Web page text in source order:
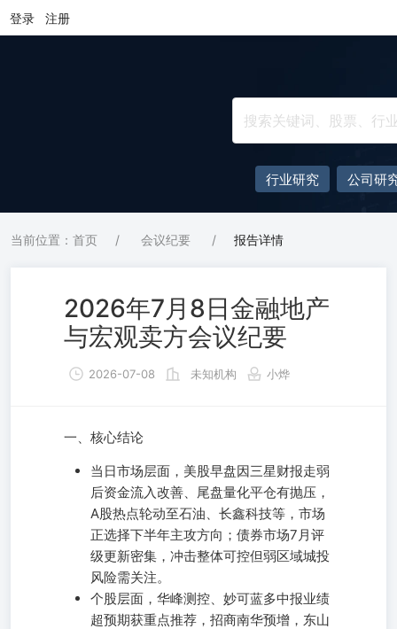
登录 注册
行业研究 公司研
当前位置：首页 / 会议纪要 / 报告详情
2026年7月8日金融地产
与宏观卖方会议纪要
2026-07-08 未知机构 小烨
一、核心结论
当日市场层面，美股早盘因三星财报走弱
后资金流入改善、尾盘量化平仓有抛压，
A股热点轮动至石油、长鑫科技等，市场
正选择下半年主攻方向；债券市场7月评
级更新密集，冲击整体可控但弱区域城投
风险需关注。
个股层面，华峰测控、妙可蓝多中报业绩
超预期获重点推荐，招商南华预增，东山